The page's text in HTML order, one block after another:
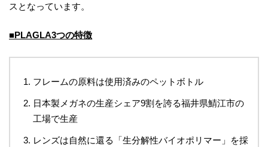
スとなっています。
■PLAGLA3つの特徴
フレームの原料は使用済みのペットボトル
日本製メガネの生産シェア9割を誇る福井県鯖江市の
工場で生産
レンズは自然に還る「生分解性バイオポリマー」を採